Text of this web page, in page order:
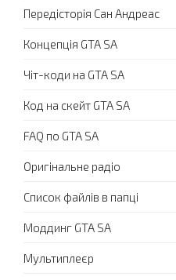
Передісторія Сан Андреас
Концепція GTA SA
Чіт-коди на GTA SA
Код на скейт GTA SA
FAQ по GTA SA
Оригінальне радіо
Список файлів в папці
Моддинг GTA SA
Мультиплеєр